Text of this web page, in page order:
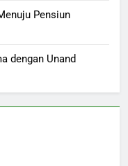
Pensiun
dengan Unand